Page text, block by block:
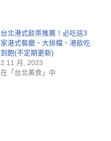
台北港式飲茶推薦！必吃這3
家港式餐廳、大排檔、港飲吃
到飽(不定期更新)
2 11 月, 2023
在「台北美食」中